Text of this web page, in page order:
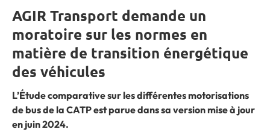
AGIR Transport demande un
moratoire sur les normes en
matière de transition énergétique
des véhicules
L’Étude comparative sur les différentes motorisations
de bus de la CATP est parue dans sa version mise à jour
en juin 2024.